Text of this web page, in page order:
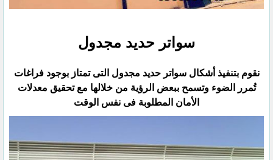
سواتر حديد مجدول
نقوم بتنفيذ أشكال سواتر حديد مجدول التى تمتاز بوجود فراغات
تُمرر الضوء وتسمح ببعض الرؤية من خلالها مع تحقيق ‏معدلات
الأمان المطلوبة فى نفس الوقت‏